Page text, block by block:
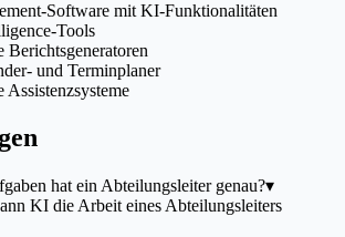
Software mit KI-Funktionalitäten
Tools
Berichtsgeneratoren
und Terminplaner
Assistenzsysteme
hat ein Abteilungsleiter genau?▾
KI die Arbeit eines Abteilungsleiters